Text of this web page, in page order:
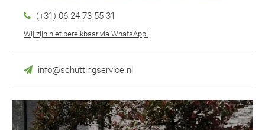
(+31) 06 24 73 55 31
Wij zijn niet bereikbaar via WhatsApp!
info@schuttingservice.nl